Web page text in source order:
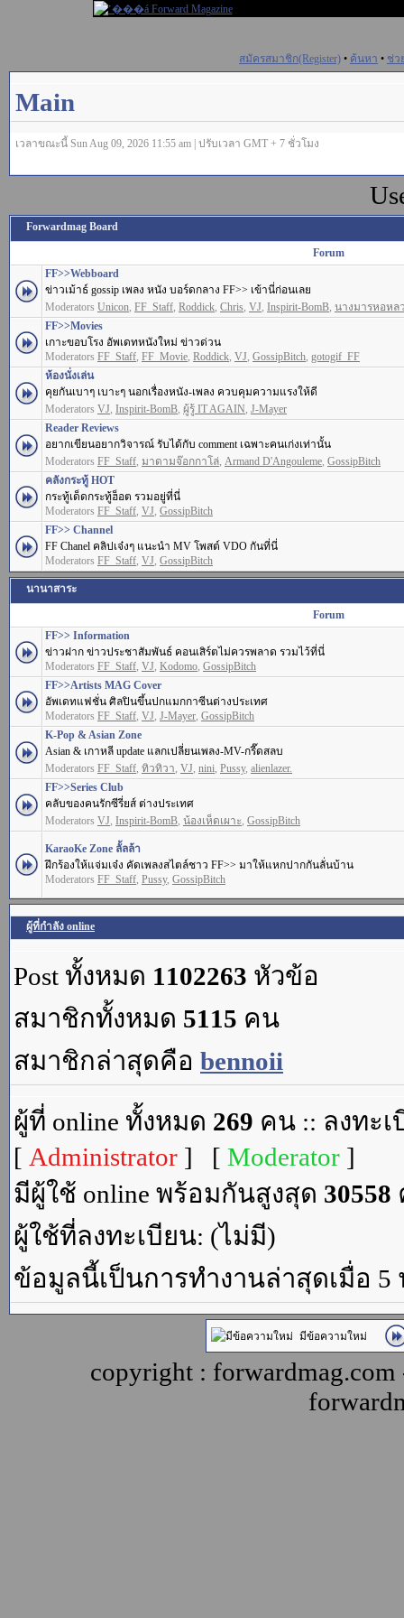
สมัครสมาชิก(Register) • ค้นหา • ช่ว
Main
เวลาขณะนี้ Sun Aug 09, 2026 11:55 am | ปรับเวลา GMT + 7 ชั่วโมง
Forwardmag Board
Forum
FF>>Webboard
ข่าวเม้าธ์ gossip เพลง หนัง บอร์ดกลาง FF>> เข้านี่ก่อนเลย
Moderators Unicon, FF_Staff, Roddick, Chris, VJ, Inspirit-BomB, นางมารหอหล
FF>>Movies
เกาะขอบโรง อัพเดทหนังใหม่ ข่าวด่วน
Moderators FF_Staff, FF_Movie, Roddick, VJ, GossipBitch, gotogif_FF
ห้องนั่งเล่น
คุยกันเบาๆ เบาะๆ นอกเรื่องหนัง-เพลง ควบคุมความแรงให้ดี
Moderators VJ, Inspirit-BomB, ผู้รู้ IT AGAIN, J-Mayer
Reader Reviews
อยากเขียนอยากวิจารณ์ รับได้กับ comment เฉพาะคนเก่งเท่านั้น
Moderators FF_Staff, มาดามจ๊อกกาโล่, Armand D'Angouleme, GossipBitch
คลังกระทู้ HOT
กระทู้เด็ดกระทู้ฮ็อต รวมอยู่ที่นี่
Moderators FF_Staff, VJ, GossipBitch
FF>> Channel
FF Chanel คลิปเจ๋งๆ แนะนำ MV โพสต์ VDO กันที่นี่
Moderators FF_Staff, VJ, GossipBitch
นานาสาระ
Forum
FF>> Information
ข่าวฝาก ข่าวประชาสัมพันธ์ คอนเสิร์ตไม่ควรพลาด รวมไว้ที่นี่
Moderators FF_Staff, VJ, Kodomo, GossipBitch
FF>>Artists MAG Cover
อัพเดทแฟชั่น ศิลปินขึ้นปกแมกกาซีนต่างประเทศ
Moderators FF_Staff, VJ, J-Mayer, GossipBitch
K-Pop & Asian Zone
Asian & เกาหลี update แลกเปลี่ยนเพลง-MV-กรี๊ดสลบ
Moderators FF_Staff, ทิวทิวา, VJ, nini, Pussy, alienlazer.
FF>>Series Club
คลับของคนรักซีรี่ยส์ ต่างประเทศ
Moderators VJ, Inspirit-BomB, น้องเห็ดเผาะ, GossipBitch
KaraoKe Zone ลั้ลล้า
ฝึกร้องให้แจ่มเจ๋ง คัดเพลงสไตล์ชาว FF>> มาให้แหกปากกันลั่นบ้าน
Moderators FF_Staff, Pussy, GossipBitch
ผู้ที่กำลัง online
Post ทั้งหมด 1102263 หัวข้อ
สมาชิกทั้งหมด 5115 คน
สมาชิกล่าสุดคือ bennoii
ผู้ที่ online ทั้งหมด 269 คน :: ลงทะ
[ Administrator ] [ Moderator ]
มีผู้ใช้ online พร้อมกันสูงสุด 30558
ผู้ใช้ที่ลงทะเบียน: (ไม่มี)
ข้อมูลนี้เป็นการทำงานล่าสุดเมื่อ 5
มีข้อความใหม่
copyright :